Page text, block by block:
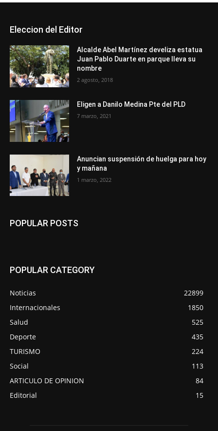
Eleccion del Editor
Alcalde Abel Martínez develiza estatua
Juan Pablo Duarte en parque lleva su
nombre
2 agosto, 2018
Eligen a Danilo Medina Pte del PLD
7 marzo, 2021
Anuncian suspensión de huelga para hoy
y mañana
1 marzo, 2022
POPULAR POSTS
POPULAR CATEGORY
Noticias
22899
Internacionales
1850
Salud
525
Deporte
435
TURISMO
224
Social
113
ARTICULO DE OPINION
84
Editorial
15